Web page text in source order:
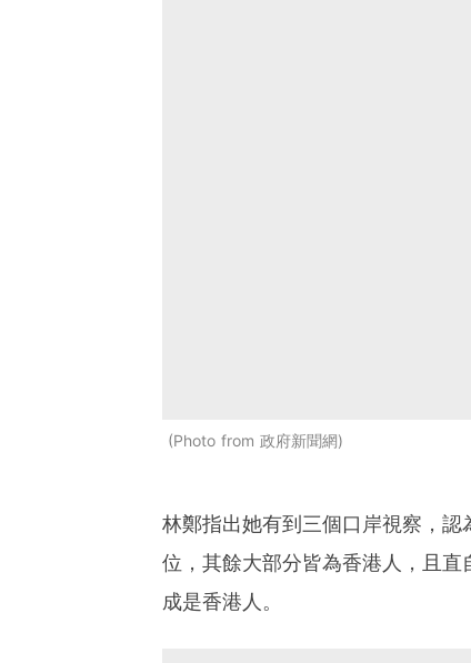
Photo from 政府新聞網
林鄭指出她有到三個口岸視察，
位，其餘大部分皆為香港人，且
成是香港人。